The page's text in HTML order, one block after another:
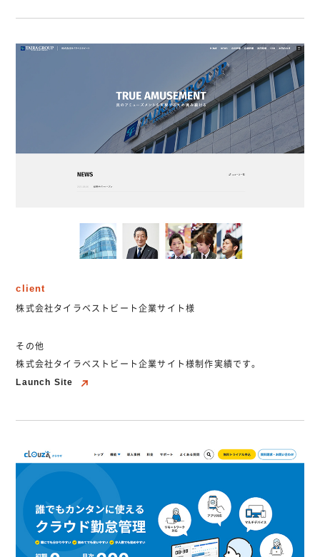
client
株式会社タイラベストビート企業サイト様
その他
株式会社タイラベストビート企業サイト様制作実績です。
Launch Site